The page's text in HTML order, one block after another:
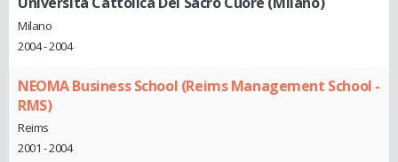
Milano
2004 - 2004
NEOMA Business School (Reims Management School -
RMS)
Reims
2001 - 2004